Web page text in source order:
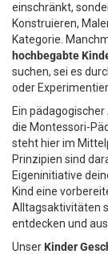
einschränkt,
Konstruieren,
Kategorie.
hochbegabte
suchen, sei es
oder
Ein
die Montessori-
steht hier im
Prinzipien sind
Eigeninitiative
Kind eine
Alltagsaktivitäten
entdecken und
Unser Kinder